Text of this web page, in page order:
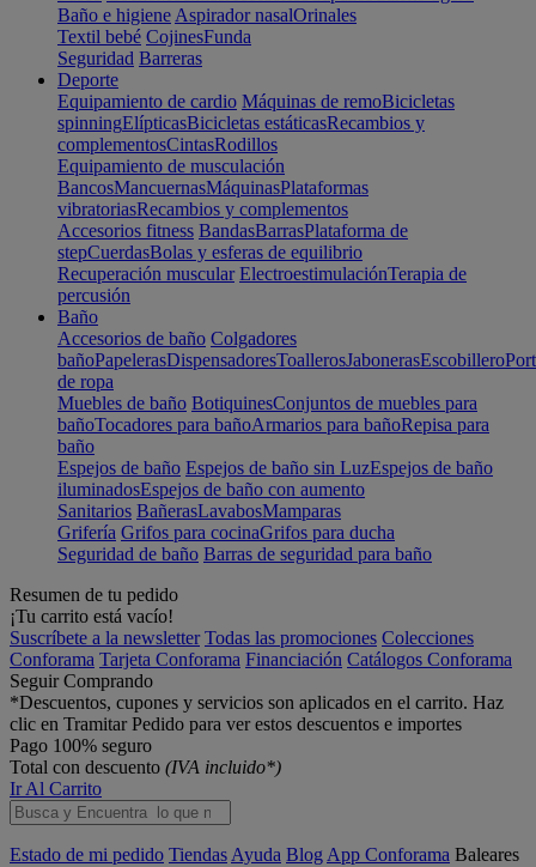
Baño e higiene Aspirador nasalOrinales
Textil bebé CojinesFunda
Seguridad Barreras
Deporte
Equipamiento de cardio Máquinas de remoBicicletas
spinningElípticasBicicletas estáticasRecambios y
complementosCintasRodillos
Equipamiento de musculación
BancosMancuernasMáquinasPlataformas
vibratoriasRecambios y complementos
Accesorios fitness BandasBarrasPlataforma de
stepCuerdasBolas y esferas de equilibrio
Recuperación muscular ElectroestimulaciónTerapia de
percusión
Baño
Accesorios de baño Colgadores
bañoPapelerasDispensadoresToallerosJabonerasEscobillero
de ropa
Muebles de baño BotiquinesConjuntos de muebles para
bañoTocadores para bañoArmarios para bañoRepisa para
baño
Espejos de baño Espejos de baño sin LuzEspejos de baño
iluminadosEspejos de baño con aumento
Sanitarios BañerasLavabosMamparas
Grifería Grifos para cocinaGrifos para ducha
Seguridad de baño Barras de seguridad para baño
Resumen de tu pedido
¡Tu carrito está vacío!
Suscríbete a la newsletter Todas las promociones Colecciones
Conforama Tarjeta Conforama Financiación Catálogos Conforama
Seguir Comprando
*Descuentos, cupones y servicios son aplicados en el carrito. Haz
clic en Tramitar Pedido para ver estos descuentos e importes
Pago 100% seguro
Total con descuento (IVA incluido*)
Ir Al Carrito
Estado de mi pedido Tiendas Ayuda Blog App Conforama Baleares